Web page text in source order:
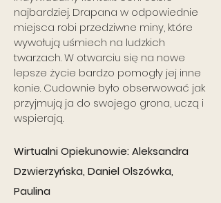
najbardziej. Drapana w odpowiednie
miejsca robi przedziwne miny, które
wywołują uśmiech na ludzkich
twarzach. W otwarciu się na nowe
lepsze życie bardzo pomogły jej inne
konie. Cudownie było obserwować jak
przyjmują ja do swojego grona, uczą i
wspierają.
Wirtualni Opiekunowie: Aleksandra
Dzwierzyńska, Daniel Olszówka,
Paulina